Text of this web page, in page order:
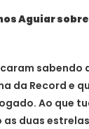
Aguiar
sabendo
da Record e
Ao que
duas